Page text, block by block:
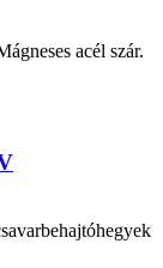
acél szár.